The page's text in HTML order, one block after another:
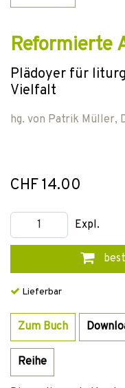
Reformierte
Plädoyer für
Vielfalt
hg. von Patrik Müller,
CHF 14.00
Expl.
Lieferbar
Zum Buch
Reihe